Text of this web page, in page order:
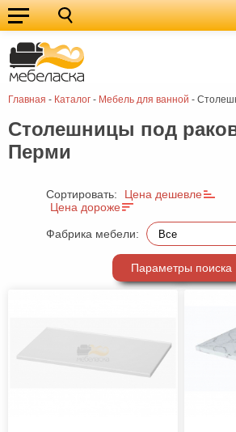
Главная - Каталог - Мебель для ванной -
Кухонные
гарнитуры
Мебель
для
кухни
Мебель
для
спальни
Кровати
Шкафы
Диваны
Офисная
Столешницы под
Перми
Сортировать:
Цена дешевле
Цена дороже
Фабрика мебели:
Параметры поиска